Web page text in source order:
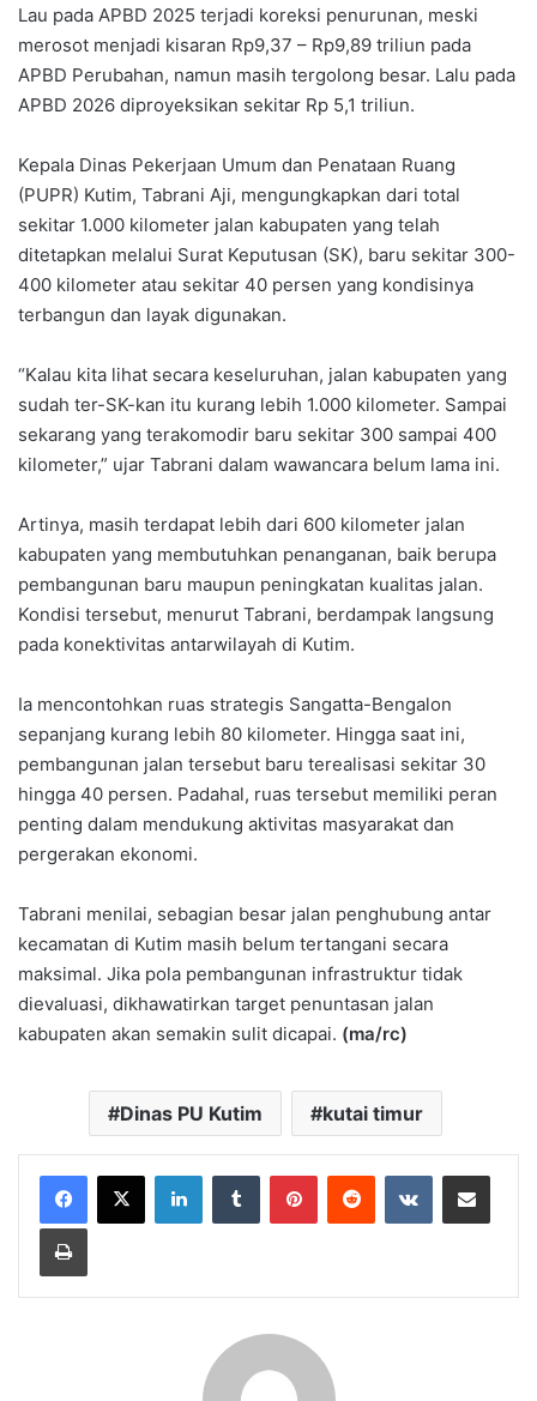
Lau pada APBD 2025 terjadi koreksi penurunan, meski
merosot menjadi kisaran Rp9,37 – Rp9,89 triliun pada
APBD Perubahan, namun masih tergolong besar. Lalu pada
APBD 2026 diproyeksikan sekitar Rp 5,1 triliun.
Kepala Dinas Pekerjaan Umum dan Penataan Ruang
(PUPR) Kutim, Tabrani Aji, mengungkapkan dari total
sekitar 1.000 kilometer jalan kabupaten yang telah
ditetapkan melalui Surat Keputusan (SK), baru sekitar 300-
400 kilometer atau sekitar 40 persen yang kondisinya
terbangun dan layak digunakan.
“Kalau kita lihat secara keseluruhan, jalan kabupaten yang
sudah ter-SK-kan itu kurang lebih 1.000 kilometer. Sampai
sekarang yang terakomodir baru sekitar 300 sampai 400
kilometer,” ujar Tabrani dalam wawancara belum lama ini.
Artinya, masih terdapat lebih dari 600 kilometer jalan
kabupaten yang membutuhkan penanganan, baik berupa
pembangunan baru maupun peningkatan kualitas jalan.
Kondisi tersebut, menurut Tabrani, berdampak langsung
pada konektivitas antarwilayah di Kutim.
Ia mencontohkan ruas strategis Sangatta-Bengalon
sepanjang kurang lebih 80 kilometer. Hingga saat ini,
pembangunan jalan tersebut baru terealisasi sekitar 30
hingga 40 persen. Padahal, ruas tersebut memiliki peran
penting dalam mendukung aktivitas masyarakat dan
pergerakan ekonomi.
Tabrani menilai, sebagian besar jalan penghubung antar
kecamatan di Kutim masih belum tertangani secara
maksimal. Jika pola pembangunan infrastruktur tidak
dievaluasi, dikhawatirkan target penuntasan jalan
kabupaten akan semakin sulit dicapai. (ma/rc)
Dinas PU Kutim kutai timur
LinkedInTumblr PinterestReddit VKontakteShare via Email
Print